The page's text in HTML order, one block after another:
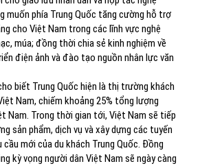
muốn phía Trung Quốc tăng cường hỗ trợ
cho Việt Nam trong các lĩnh vực nghệ
múa; đồng thời chia sẻ kinh nghiệm về
điện ảnh và đào tạo nguồn nhân lực văn
biết Trung Quốc hiện là thị trường khách
Nam, chiếm khoảng 25% tổng lượng
Nam. Trong thời gian tới, Việt Nam sẽ tiếp
sản phẩm, dịch vụ và xây dựng các tuyến
cầu mới của du khách Trung Quốc. Đồng
kỳ vọng người dân Việt Nam sẽ ngày càng